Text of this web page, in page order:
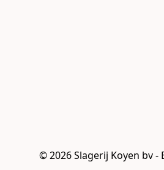
© 2026 Slagerij Koyen bv -